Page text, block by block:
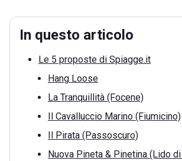
In questo articolo
Le 5 proposte di Spiagge.it
Hang Loose
La Tranquillità (Focene)
Il Cavalluccio Marino (Fiumicino)
Il Pirata (Passoscuro)
Nuova Pineta & Pinetina (Lido